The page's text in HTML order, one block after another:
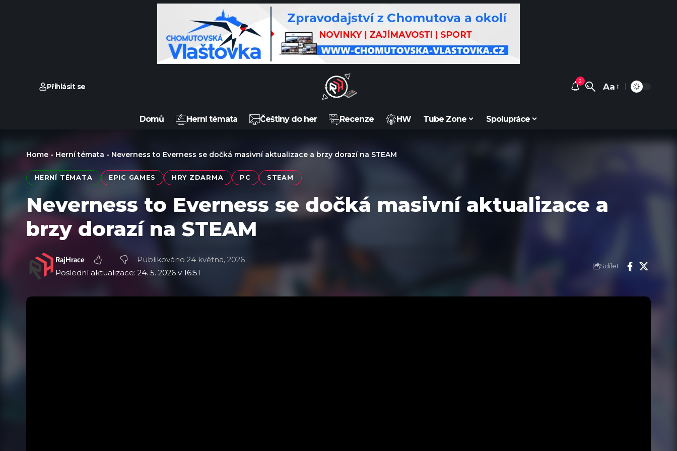
Přihlásit se
2
Aa
Domů Herní témata Češtiny do her Recenze HW Tube Zone Spolupráce
Home - Herní témata - Neverness to Everness se dočká masivní aktualizace a brzy dorazí na STEAM
HERNÍ TÉMATA EPIC GAMES HRY ZDARMA PC STEAM
Neverness to Everness se dočká masivní aktualizace a
brzy dorazí na STEAM
Poslední aktualizace: 24. 5. 2026 v 16:51
RajHrace Publikováno 24 května, 2026
Sdílet